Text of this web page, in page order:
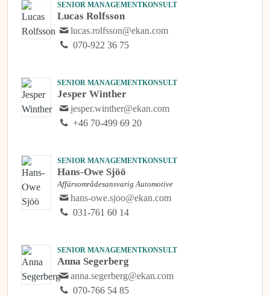
SENIOR MANAGEMENTKONSULT
Lucas Rolfsson
lucas.rolfsson@ekan.com
070-922 36 75
SENIOR MANAGEMENTKONSULT
Jesper Winther
jesper.winther@ekan.com
+46 70-499 69 20
SENIOR MANAGEMENTKONSULT
Hans-Owe Sjöö
Affärsområdesansvarig Automotive
hans-owe.sjoo@ekan.com
031-761 60 14
SENIOR MANAGEMENTKONSULT
Anna Segerberg
anna.segerberg@ekan.com
070-766 54 85